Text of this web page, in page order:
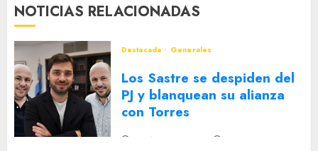
NOTICIAS RELACIONADAS
Destacada Generales
Los Sastre se despiden del
PJ y blanquean su alianza
con Torres
2 DE AGOSTO DE 2026